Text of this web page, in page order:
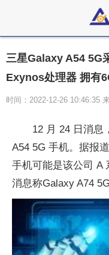
三星Galaxy A54 5G
Exynos处理器 拥有
时间：2022-12-26 10:46:35
12 月 24 日消息
A54 5G 手机。据报
手机可能是该公司 A
消息称Galaxy A74